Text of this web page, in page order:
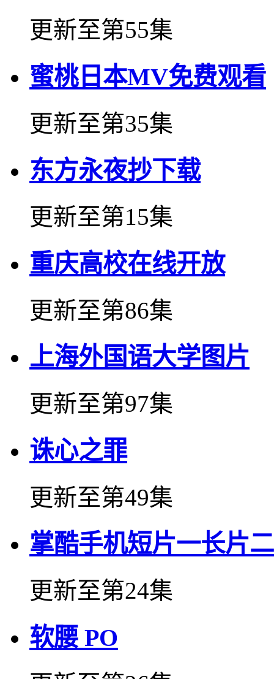
更新至第55集
蜜桃日本MV免费观看
更新至第35集
东方永夜抄下载
更新至第15集
重庆高校在线开放
更新至第86集
上海外国语大学图片
更新至第97集
诛心之罪
更新至第49集
掌酷手机短片一长片二
更新至第24集
软腰 PO